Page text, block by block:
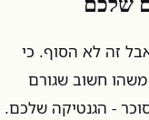
זה לא הסוף. כי
חשוב שגורם
- הגנטיקה שלכם.